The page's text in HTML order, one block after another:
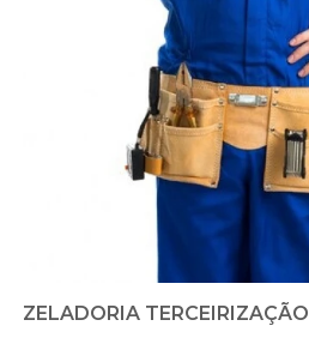
ZELADORIA TERCEIRIZAÇÃO